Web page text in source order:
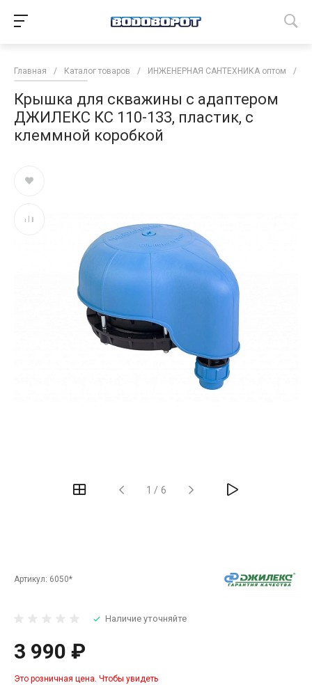
Главная / Каталог товаров / ИНЖЕНЕРНАЯ САНТЕХНИКА оптом /
Крышка для скважины с адаптером
ДЖИЛЕКС КС 110-133, пластик, с
клеммной коробкой
1 / 6
Артикул: 6050*
Наличие уточняйте
3 990 ₽
Это розничная цена. Чтобы увидеть